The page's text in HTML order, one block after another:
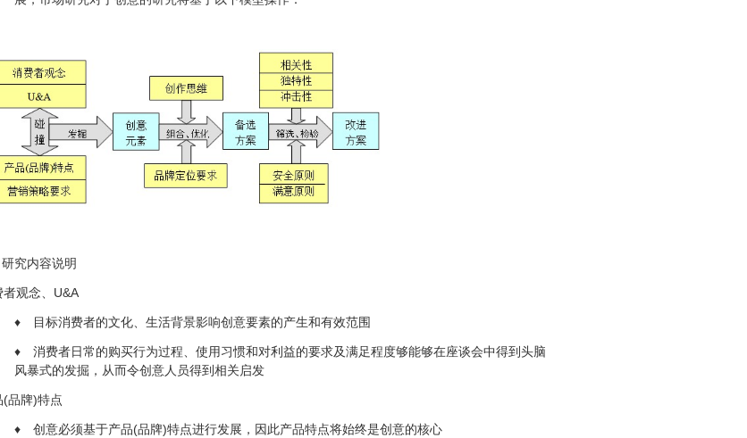
究内容说明
者观念、U&A
♦ 目标消费者的文化、生活背景影响创意要素的产生和有效范围
♦ 消费者日常的购买行为过程、使用习惯和对利益的要求及满足程度够能够在座谈会中得到头脑
风暴式的发掘，从而令创意人员得到相关启发
(品牌)特点
♦ 创意必须基于产品(品牌)特点进行发展，因此产品特点将始终是创意的核心